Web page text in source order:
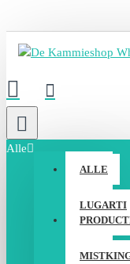
Alle
ALLE
LUGARTI